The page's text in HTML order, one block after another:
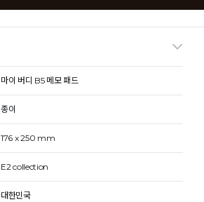
마이 버디 B5 메모 패드
종이
176 x 250 mm
E2 collection
대한민국